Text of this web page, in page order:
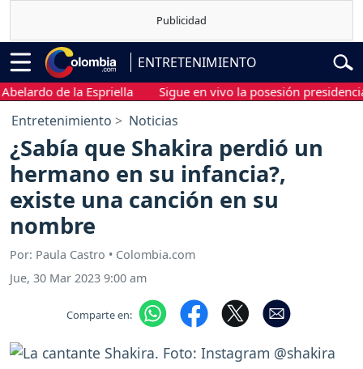
ENTRETENIMIENTO
de la Espriella Sigue en vivo la posesión presidencial de
Entretenimiento Noticias
¿Sabía que Shakira perdió un
hermano en su infancia?,
existe una canción en su
nombre
Por: Paula Castro • Colombia.com
Jue, 30 Mar 2023 9:00 am
Comparte en: